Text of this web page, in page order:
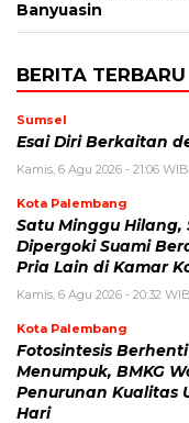
Banyuasin
BERITA TERBARU
Sumsel
Esai Diri Berkaitan
Kamis, 6 Agu 2026 - 21:06 WIB
Kota Palembang
Satu Minggu Hilang,
Dipergoki Suami
Pria Lain di Kamar
Kamis, 6 Agu 2026 - 20:32 WIB
Kota Palembang
Fotosintesis
Menumpuk, BMKG
Penurunan Kualitas
Hari